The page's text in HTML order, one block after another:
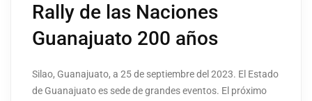
Rally de las Naciones
Guanajuato 200 años
Silao, Guanajuato, a 25 de septiembre del 2023. El Estado
de Guanajuato es sede de grandes eventos. El próximo